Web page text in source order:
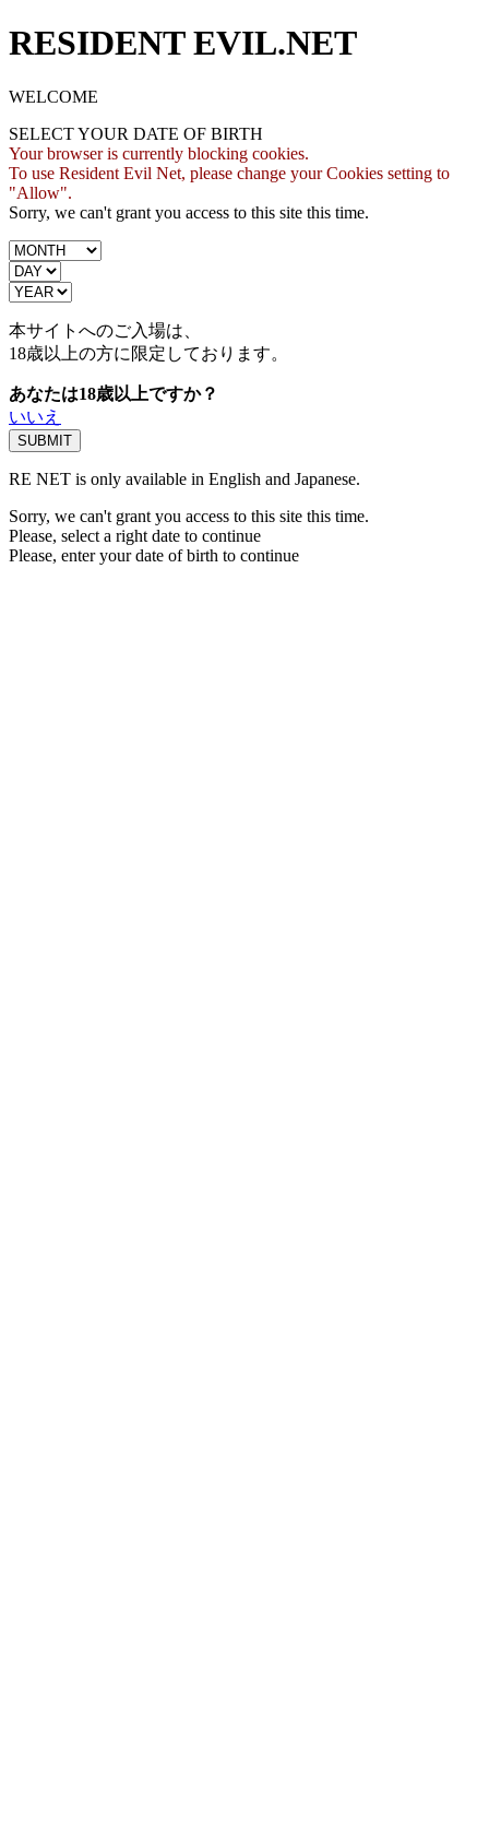
RESIDENT EVIL.NET
WELCOME
SELECT YOUR DATE OF BIRTH
Your browser is currently blocking cookies.
To use Resident Evil Net, please change your Cookies setting to
"Allow".
Sorry, we can't grant you access to this site this time.
本サイトへのご入場は、
18歳以上の方に限定しております。
あなたは18歳以上ですか？
いいえ
RE NET is only available in English and Japanese.
Sorry, we can't grant you access to this site this time.
Please, select a right date to continue
Please, enter your date of birth to continue